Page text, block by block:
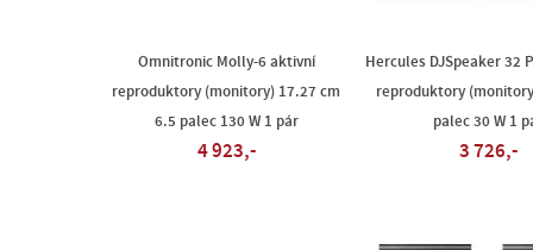
Omnitronic Molly-6 aktivní
reproduktory (monitory) 17.27 cm
6.5 palec 130 W 1 pár
4 923,-
Hercules DJSpeaker 32
reproduktory
palec 30 W 1
3 726,-